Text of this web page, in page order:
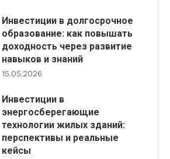
Инвестиции в долгосрочное
образование: как повышать
доходность через развитие
навыков и знаний
15.05.2026
Инвестиции в
энергосберегающие
технологии жилых зданий:
перспективы и реальные
кейсы